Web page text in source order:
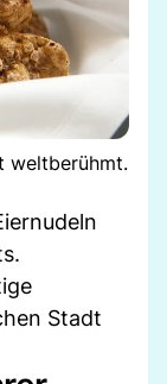
weltberühmt.
Stadt